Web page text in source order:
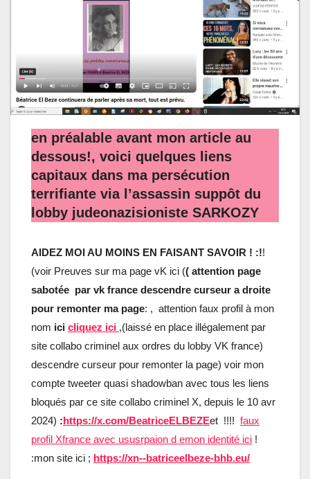
en préalable avant mon article au
dessous!, voici quelques liens
capitaux dans ma persécution
terrifiante via l’assassin suppôt du
lobby judeonazisioniste SARKOZY
AIDEZ MOI AU MOINS EN FAISANT SAVOIR ! :!!
(voir Preuves sur ma page vK ici (( attention page
sabotée par vk france descendre curseur a droite
pour remonter ma page: , attention faux profil à mon
nom ici cliquez ici ,(laissé en place illégalement par
site collabo criminel aux ordres du lobby VK france)
descendre curseur pour remonter la page) voir mon
compte tweeter quasi shadowban avec tous les liens
bloqués par ce site collabo criminel X, depuis le 10 avr
2024) :https://x.com/BeatriceELBEZEet !!!! faux
profil Xfrance avec ususrpaion d emon identité ici !
:mon site ici ; https://xn--batriceelbeze-bhb.eu/